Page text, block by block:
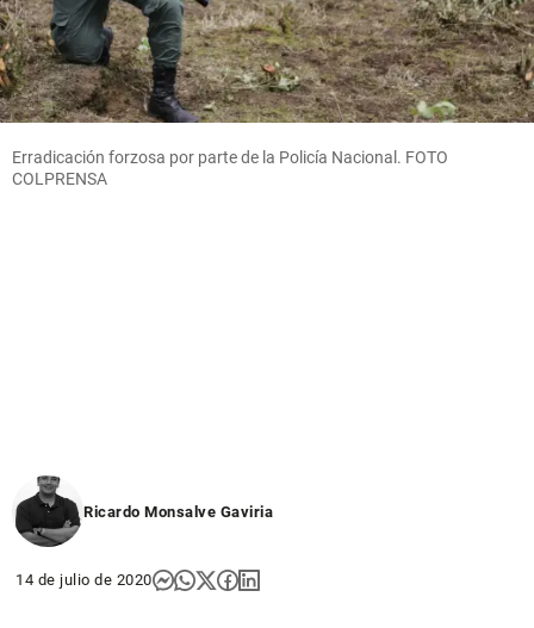
Erradicación forzosa por parte de la Policía Nacional. FOTO
COLPRENSA
Ricardo Monsalve Gaviria
14 de julio de 2020